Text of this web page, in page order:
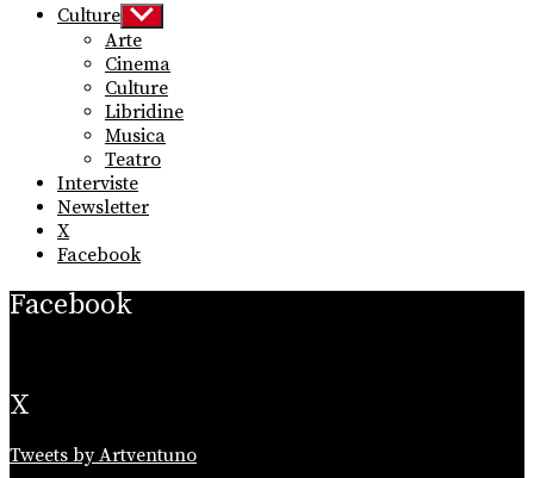
Culture Show
sub
menu
Arte
Cinema
Culture
Libridine
Musica
Teatro
Interviste
Newsletter
X
Facebook
Facebook
X
Tweets by Artventuno